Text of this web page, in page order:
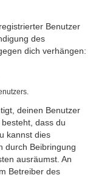
Benutzer
des
dich verhängen:
deinen Benutzer
dass du
kannst dies
durch Beibringung
ausräumst. An
Betreiber des